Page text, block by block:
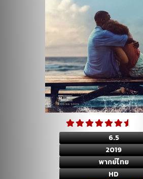
6.5
2019
พากย์ไทย
HD